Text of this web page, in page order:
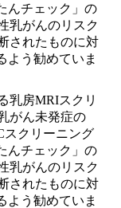
んチェック」の
乳がんのリスク
されたものに対
よう勧めていま
乳房MRIスクリ
がん未発症の
スクリーニング
んチェック」の
乳がんのリスク
されたものに対
よう勧めていま